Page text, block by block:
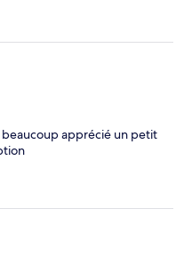
beaucoup apprécié un petit